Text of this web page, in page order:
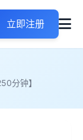
立即注册
分钟】